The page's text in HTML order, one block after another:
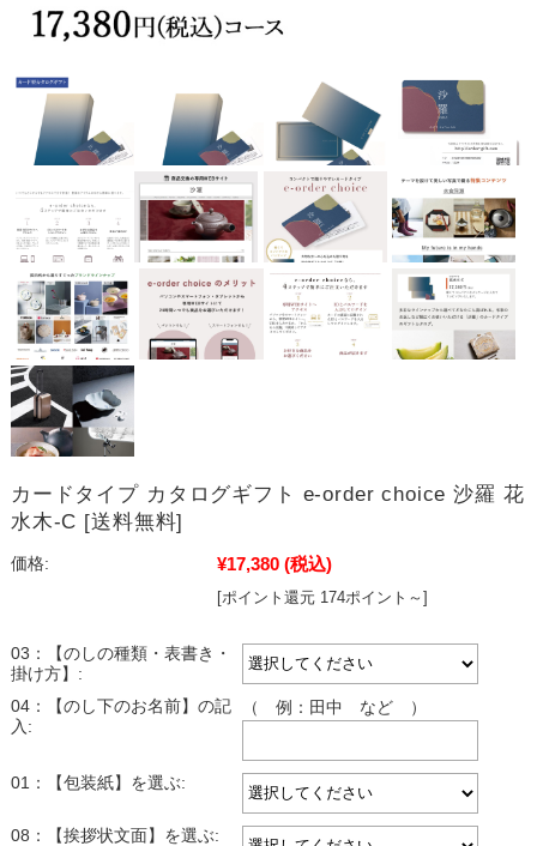
カードタイプ カタログギフト e-order choice 沙羅 花
水木-C [送料無料]
価格: ¥17,380 (税込)
[ポイント還元 174ポイント～]
03：【のしの種類・表書き・
掛け方】:
04：【のし下のお名前】の記
入:
（ 例：田中 など ）
01：【包装紙】を選ぶ:
08：【挨拶状文面】を選ぶ: